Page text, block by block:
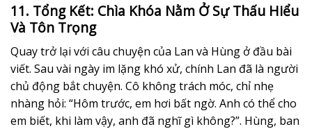
11. Tổng Kết: Chìa Khóa Nằm Ở Sự Thấu Hiểu
Và Tôn Trọng
Quay trở lại với câu chuyện của Lan và Hùng ở đầu bài
viết. Sau vài ngày im lặng khó xử, chính Lan đã là người
chủ động bắt chuyện. Cô không trách móc, chỉ nhẹ
nhàng hỏi: “Hôm trước, em hơi bất ngờ. Anh có thể cho
em biết, khi làm vậy, anh đã nghĩ gì không?”. Hùng, ban